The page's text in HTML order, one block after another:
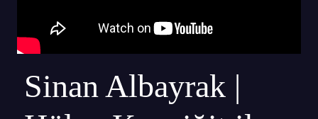
Sinan Albayrak |